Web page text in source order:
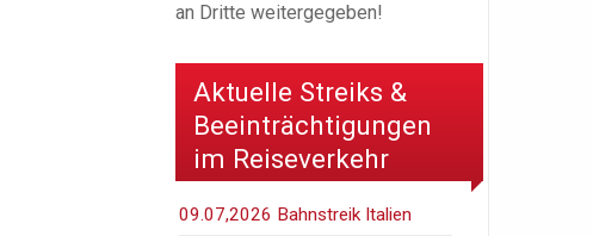
an Dritte weitergegeben!
Aktuelle Streiks &
Beeinträchtigungen
im Reiseverkehr
09.07,2026 Bahnstreik Italien